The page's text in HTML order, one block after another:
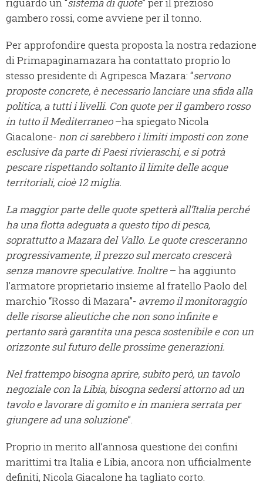
gambero rossi, come avviene per il tonno.
Per approfondire questa proposta la nostra redazione
di Primapaginamazara ha contattato proprio lo
stesso presidente di Agripesca Mazara: “servono
proposte concrete, è necessario lanciare una sfida alla
politica, a tutti i livelli. Con quote per il gambero rosso
in tutto il Mediterraneo–ha spiegato Nicola
Giacalone- non ci sarebbero i limiti imposti con zone
esclusive da parte di Paesi rivieraschi, e si potrà
pescare rispettando soltanto il limite delle acque
territoriali, cioè 12 miglia.
La maggior parte delle quote spetterà all’Italia perché
ha una flotta adeguata a questo tipo di pesca,
soprattutto a Mazara del Vallo. Le quote cresceranno
progressivamente, il prezzo sul mercato crescerà
senza manovre speculative. Inoltre– ha aggiunto
l’armatore proprietario insieme al fratello Paolo del
marchio “Rosso di Mazara”- avremo il monitoraggio
delle risorse alieutiche che non sono infinite e
pertanto sarà garantita una pesca sostenibile e con un
orizzonte sul futuro delle prossime generazioni.
Nel frattempo bisogna aprire, subito però, un tavolo
negoziale con la Libia, bisogna sedersi attorno ad un
tavolo e lavorare di gomito e in maniera serrata per
giungere ad una soluzione”.
Proprio in merito all’annosa questione dei confini
marittimi tra Italia e Libia, ancora non ufficialmente
definiti, Nicola Giacalone ha tagliato corto.